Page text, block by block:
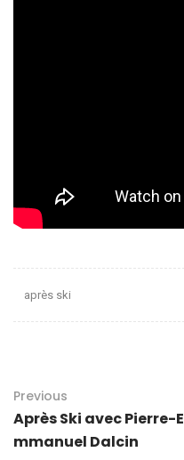
après ski
Previous
Après Ski avec Pierre-E
mmanuel Dalcin